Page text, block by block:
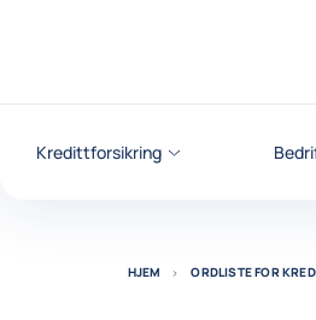
Kredittforsikring
HJEM ORDLISTE FOR